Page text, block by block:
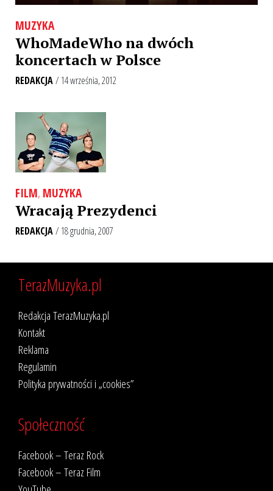
MUZYKA
WhoMadeWho na dwóch
koncertach w Polsce
REDAKCJA/ 14 września, 2012
FILM, MUZYKA
Wracają Prezydenci
REDAKCJA/ 18 grudnia, 2007
TerazMuzyka.pl
Redakcja TerazMuzyka.pl
Kontakt
Reklama
Regulamin
Polityka prywatności i „cookies”
Społeczność
Facebook – Teraz Rock
Facebook – Teraz Film